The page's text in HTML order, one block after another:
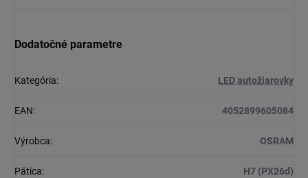
Dodatočné parametre
Kategória: LED autožiarovky
EAN: 4052899605084
Výrobca: OSRAM
Pätica: H7 (PX26d)